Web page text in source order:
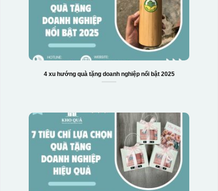
4 xu hướng quà tặng doanh nghiệp nổi bật 2025